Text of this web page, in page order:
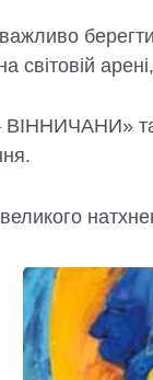
світовій
та